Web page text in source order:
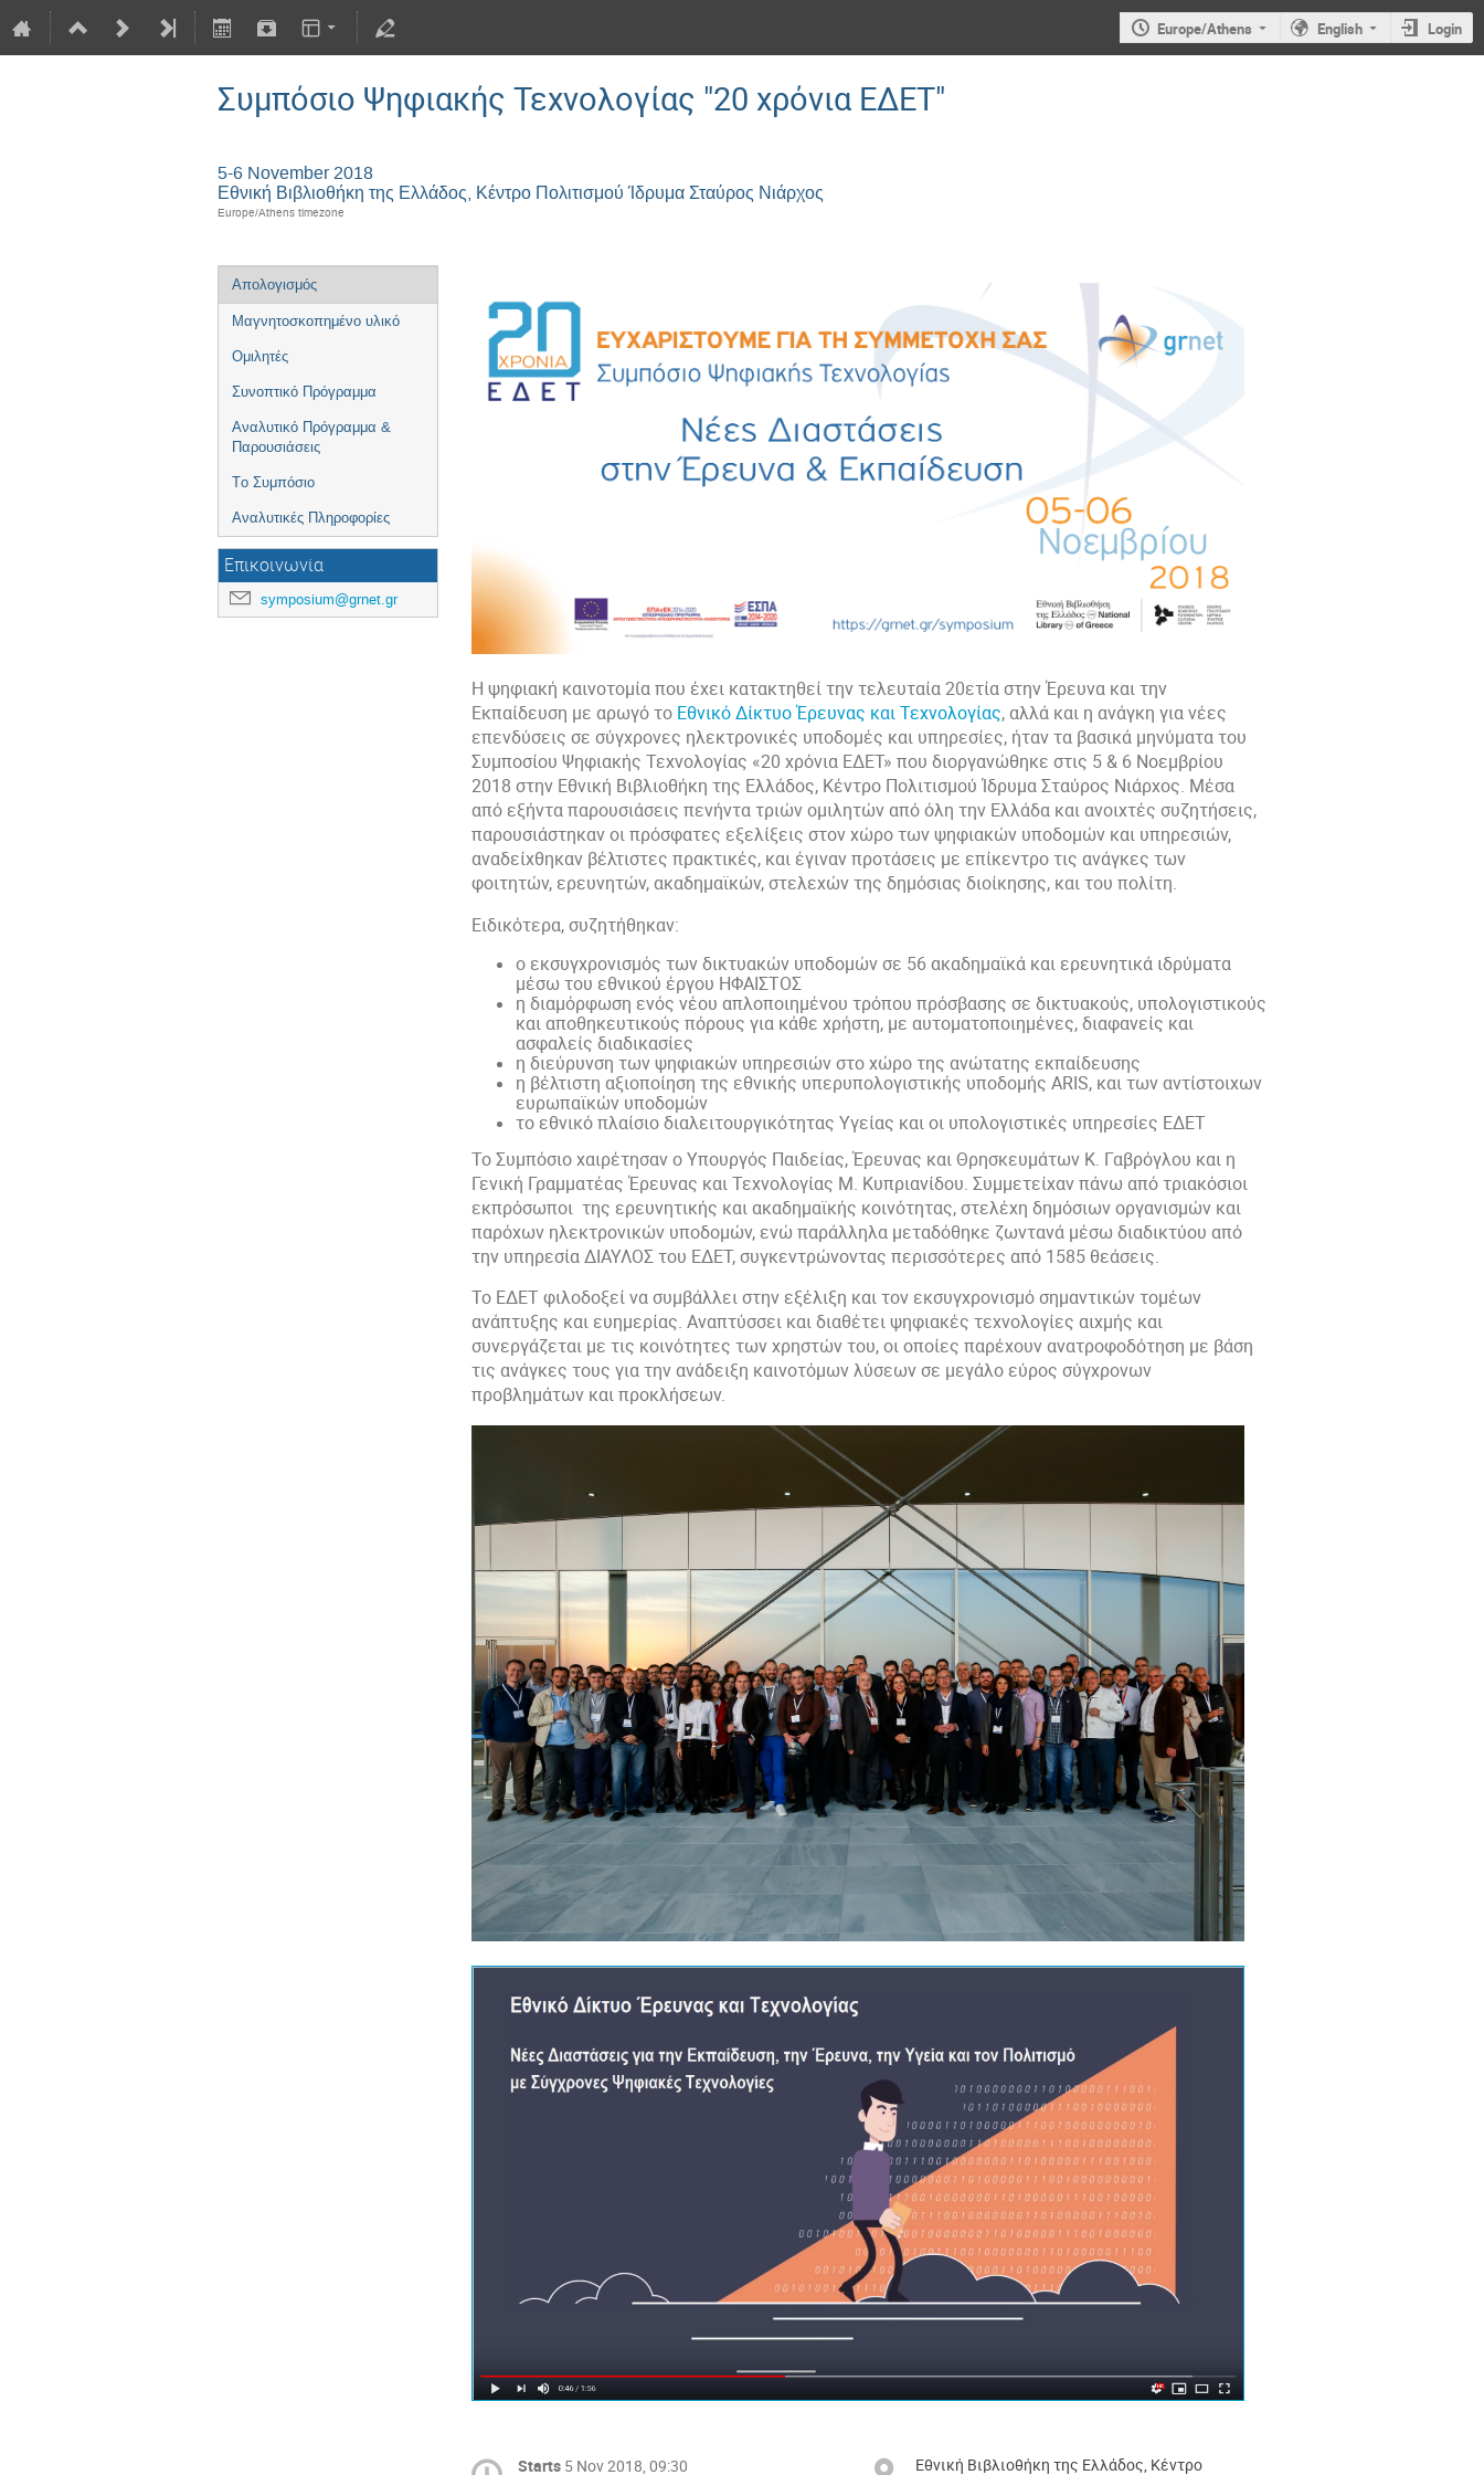
Europe/Athens English Login
Συμπόσιο Ψηφιακής Τεχνολογίας "20 χρόνια ΕΔΕΤ"
5-6 November 2018
Εθνική Βιβλιοθήκη της Ελλάδος, Κέντρο Πολιτισμού Ίδρυμα Σταύρος Νιάρχος
Europe/Athens timezone
Απολογισμός
Μαγνητοσκοπημένο υλικό
Oμιλητές
Συνοπτικό Πρόγραμμα
Αναλυτικό Πρόγραμμα &
Παρουσιάσεις
Tο Συμπόσιο
Aναλυτικές Πληροφορίες
Επικοινωνία
symposium@grnet.gr
Η ψηφιακή καινοτομία που έχει κατακτηθεί την τελευταία 20ετία στην Έρευνα και την
Εκπαίδευση με αρωγό το Εθνικό Δίκτυο Έρευνας και Τεχνολογίας, αλλά και η ανάγκη για νέες
επενδύσεις σε σύγχρονες ηλεκτρονικές υποδομές και υπηρεσίες, ήταν τα βασικά μηνύματα του
Συμποσίου Ψηφιακής Τεχνολογίας «20 χρόνια ΕΔΕΤ» που διοργανώθηκε στις 5 & 6 Νοεμβρίου
2018 στην Εθνική Βιβλιοθήκη της Ελλάδος, Κέντρο Πολιτισμού Ίδρυμα Σταύρος Νιάρχος. Μέσα
από εξήντα παρουσιάσεις πενήντα τριών ομιλητών από όλη την Ελλάδα και ανοιχτές συζητήσεις,
παρουσιάστηκαν οι πρόσφατες εξελίξεις στον χώρο των ψηφιακών υποδομών και υπηρεσιών,
αναδείχθηκαν βέλτιστες πρακτικές, και έγιναν προτάσεις με επίκεντρο τις ανάγκες των
φοιτητών, ερευνητών, ακαδημαϊκών, στελεχών της δημόσιας διοίκησης, και του πολίτη.
Ειδικότερα, συζητήθηκαν:
ο εκσυγχρονισμός των δικτυακών υποδομών σε 56 ακαδημαϊκά και ερευνητικά ιδρύματα
μέσω του εθνικού έργου ΗΦΑΙΣΤΟΣ
η διαμόρφωση ενός νέου απλοποιημένου τρόπου πρόσβασης σε δικτυακούς, υπολογιστικούς
και αποθηκευτικούς πόρους για κάθε χρήστη, με αυτοματοποιημένες, διαφανείς και
ασφαλείς διαδικασίες
η διεύρυνση των ψηφιακών υπηρεσιών στο χώρο της ανώτατης εκπαίδευσης
η βέλτιστη αξιοποίηση της εθνικής υπερυπολογιστικής υποδομής ARIS, και των αντίστοιχων
ευρωπαϊκών υποδομών
το εθνικό πλαίσιο διαλειτουργικότητας Υγείας και οι υπολογιστικές υπηρεσίες ΕΔΕΤ
Το Συμπόσιο χαιρέτησαν ο Υπουργός Παιδείας, Έρευνας και Θρησκευμάτων Κ. Γαβρόγλου και η
Γενική Γραμματέας Έρευνας και Τεχνολογίας Μ. Κυπριανίδου. Συμμετείχαν πάνω από τριακόσιοι
εκπρόσωποι της ερευνητικής και ακαδημαϊκής κοινότητας, στελέχη δημόσιων οργανισμών και
παρόχων ηλεκτρονικών υποδομών, ενώ παράλληλα μεταδόθηκε ζωντανά μέσω διαδικτύου από
την υπηρεσία ΔΙΑΥΛΟΣ του ΕΔΕΤ, συγκεντρώνοντας περισσότερες από 1585 θεάσεις.
Το ΕΔΕΤ φιλοδοξεί να συμβάλλει στην εξέλιξη και τον εκσυγχρονισμό σημαντικών τομέων
ανάπτυξης και ευημερίας. Αναπτύσσει και διαθέτει ψηφιακές τεχνολογίες αιχμής και
συνεργάζεται με τις κοινότητες των χρηστών του, οι οποίες παρέχουν ανατροφοδότηση με βάση
τις ανάγκες τους για την ανάδειξη καινοτόμων λύσεων σε μεγάλο εύρος σύγχρονων
προβλημάτων και προκλήσεων.
Starts 5 Nov 2018, 09:30
Εθνική Βιβλιοθήκη της Ελλάδος, Κέντρο